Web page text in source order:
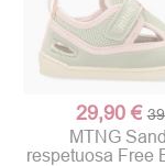
29,90 €
MTNG
respetuosa Free